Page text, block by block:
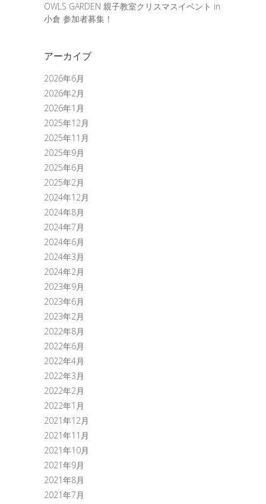
OWLS GARDEN 親子教室クリスマスイベント in
小倉 参加者募集！
アーカイブ
2026年6月
2026年2月
2026年1月
2025年12月
2025年11月
2025年9月
2025年6月
2025年2月
2024年12月
2024年8月
2024年7月
2024年6月
2024年3月
2024年2月
2023年9月
2023年6月
2023年2月
2022年8月
2022年6月
2022年4月
2022年3月
2022年2月
2022年1月
2021年12月
2021年11月
2021年10月
2021年9月
2021年8月
2021年7月